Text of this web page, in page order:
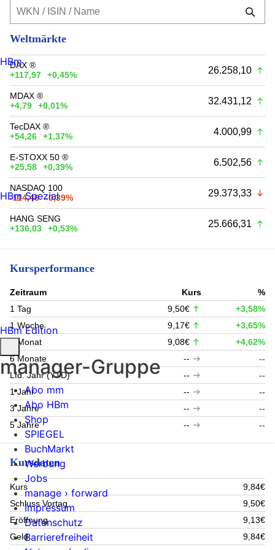
Weltmärkte
DAX ®
+117,97
+0,45% 26.258,10
MDAX ®
+4,79
+0,01% 32.431,12
TecDAX ®
+54,26
+1,37% 4.000,99
E-STOXX 50 ®
+25,58
+0,39% 6.502,56
NASDAQ 100
-114,46
-0,39% 29.373,33
HANG SENG
+136,03
+0,53% 25.666,31
Kursperformance
Zeitraum Kurs
%
1 Tag
9,50€
+3,58%
1 Woche
9,17€
+3,65%
1 Monat
9,08€
+4,62%
6 Monate
--
--
Lfd. Jahr (YTD)
--
--
1 Jahr
--
--
3 Jahre
--
--
5 Jahre
-- --
Kursdaten
Kurs
9,84€
Schluss Vortag
9,50€
Eröffnung
9,13€
Geld
9,84€
HBm
HBm Spezial
HBm Edition
manager-Gruppe
Abo mm
Abo HBm
Shop
SPIEGEL
BuchMarkt
Werbung
Jobs
manage › forward
Impressum
Datenschutz
Barrierefreiheit